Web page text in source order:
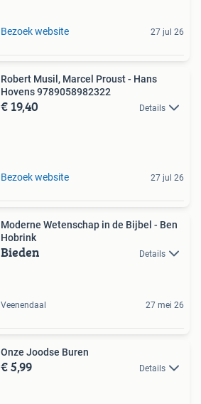
Bezoek website 27 jul 26
Robert Musil, Marcel Proust - Hans
Hovens 9789058982322
€ 19,40 Details
Bezoek website 27 jul 26
Moderne Wetenschap in de Bijbel - Ben
Hobrink
Bieden Details
Veenendaal 27 mei 26
Onze Joodse Buren
€ 5,99 Details